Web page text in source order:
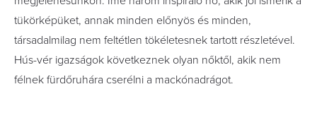
tükörképüket, annak minden előnyös és minden,
társadalmilag nem feltétlen tökéletesnek tartott részletével.
Hús-vér igazságok következnek olyan nőktől, akik nem
félnek fürdőruhára cserélni a mackónadrágot.